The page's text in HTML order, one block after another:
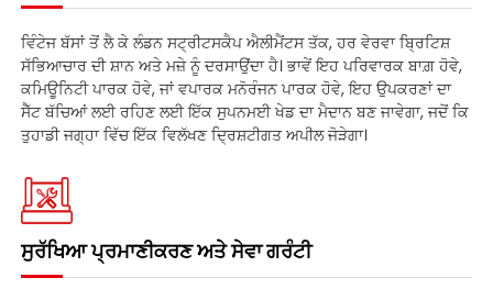
ਵਿੰਟੇਜ ਬੱਸਾਂ ਤੋਂ ਲੈ ਕੇ ਲੰਡਨ ਸਟ੍ਰੀਟਸਕੈਪ ਐਲੀਮੈਂਟਸ ਤੱਕ, ਹਰ ਵੇਰਵਾ ਬ੍ਰਿਟਿਸ਼
ਸੱਭਿਆਚਾਰ ਦੀ ਸ਼ਾਨ ਅਤੇ ਮਜ਼ੇ ਨੂੰ ਦਰਸਾਉਂਦਾ ਹੈ। ਭਾਵੇਂ ਇਹ ਪਰਿਵਾਰਕ ਬਾਗ਼ ਹੋਵੇ,
ਕਮਿਊਨਿਟੀ ਪਾਰਕ ਹੋਵੇ, ਜਾਂ ਵਪਾਰਕ ਮਨੋਰੰਜਨ ਪਾਰਕ ਹੋਵੇ, ਇਹ ਉਪਕਰਣਾਂ ਦਾ
ਸੈੱਟ ਬੱਚਿਆਂ ਲਈ ਰਹਿਣ ਲਈ ਇੱਕ ਸੁਪਨਮਈ ਖੇਡ ਦਾ ਮੈਦਾਨ ਬਣ ਜਾਵੇਗਾ, ਜਦੋਂ ਕਿ
ਤੁਹਾਡੀ ਜਗ੍ਹਾ ਵਿੱਚ ਇੱਕ ਵਿਲੱਖਣ ਦ੍ਰਿਸ਼ਟੀਗਤ ਅਪੀਲ ਜੋੜੇਗਾ।
ਸੁਰੱਖਿਆ ਪ੍ਰਮਾਣੀਕਰਣ ਅਤੇ ਸੇਵਾ ਗਰੰਟੀ